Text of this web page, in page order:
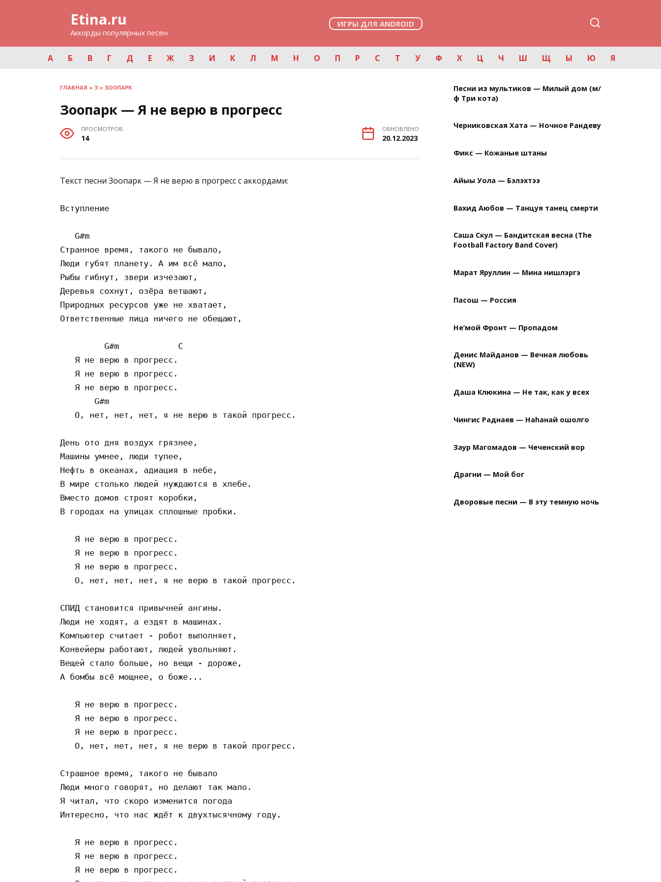
Etina.ru
Аккорды популярных песен
ИГРЫ ДЛЯ ANDROID
А Б В Г Д Е Ж З И К Л М Н О П Р С Т У Ф Х Ц Ч Ш Щ Ы Ю Я
ГЛАВНАЯ » З » ЗООПАРК
Зоопарк — Я не верю в прогресс
ПРОСМОТРОВ
14
ОБНОВЛЕНО
20.12.2023
Текст песни Зоопарк — Я не верю в прогресс с аккордами:
Вступление
   G#m
Странное время, такого не бывало,
Люди губят планету. А им всё мало,
Рыбы гибнут, звери изчезают,
Деревья сохнут, озёра ветшают,
Природных ресурсов уже не хватает,
Ответственные лица ничего не обещают,
         G#m            C
   Я не верю в прогресс.
   Я не верю в прогресс.
   Я не верю в прогресс.
       G#m
   О, нет, нет, нет, я не верю в такой прогресс.
День ото дня воздух грязнее,
Машины умнее, люди тупее,
Нефть в океанах, адиация в небе,
В мире столько людей нуждаются в хлебе.
Вместо домов строят коробки,
В городах на улицах сплошные пробки.
   Я не верю в прогресс.
   Я не верю в прогресс.
   Я не верю в прогресс.
   О, нет, нет, нет, я не верю в такой прогресс.
СПИД становится привычней ангины.
Люди не ходят, а ездят в машинах.
Компьютер считает - робот выполняет,
Конвейеры работают, людей увольняют.
Вещей стало больше, но вещи - дороже,
А бомбы всё мощнее, о боже...
   Я не верю в прогресс.
   Я не верю в прогресс.
   Я не верю в прогресс.
   О, нет, нет, нет, я не верю в такой прогресс.
Страшное время, такого не бывало
Люди много говорят, но делают так мало.
Я читал, что скоро изменится погода
Интересно, что нас ждёт к двухтысячному году.
   Я не верю в прогресс.
   Я не верю в прогресс.
   Я не верю в прогресс.
Песни из мультиков — Милый дом (м/
ф Три кота)
Черниковская Хата — Ночное Рандеву
Фикс — Кожаные штаны
Айыы Уола — Бэлэхтээ
Вахид Аюбов — Танцуя танец смерти
Саша Скул — Бандитская весна (The
Football Factory Band Cover)
Марат Яруллин — Мина нишлэргэ
Пасош — Россия
Не’мой Фронт — Пропадом
Денис Майданов — Вечная любовь
(NEW)
Даша Клюкина — Не так, как у всех
Чингис Раднаев — Наhанай ошолго
Заур Магомадов — Чеченский вор
Драгни — Мой бог
Дворовые песни — В эту темную ночь